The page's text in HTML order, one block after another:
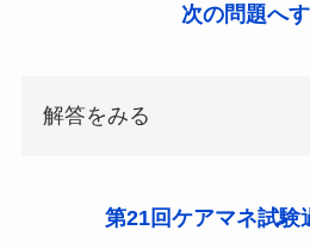
次の問題へ
解答をみる
第21回ケアマネ試験